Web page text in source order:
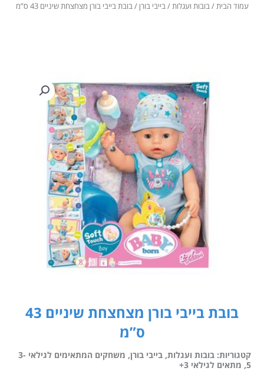
עמוד הבית/בובות ועגלות/בייבי בורן/ בובת בייבי בורן מצחצחת שיניים 43 ס”מ
בובת בייבי בורן מצחצחת שיניים 43
ס”מ
קטגוריות:בובות ועגלות,בייבי בורן,
משחקים המתאימים לגילאי 3-
5
, מתאים לגילאי 3+